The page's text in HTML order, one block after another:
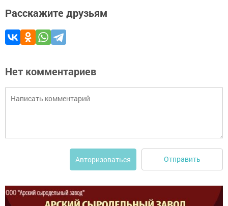
Расскажите друзьям
Нет комментариев
Авторизоваться Отправить